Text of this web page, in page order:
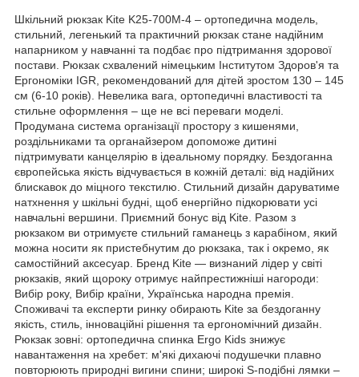
Шкільний рюкзак Kite K25-700M-4 – ортопедична модель,
стильний, легенький та практичний рюкзак стане надійним
напарником у навчанні та подбає про підтримання здорової
постави. Рюкзак схвалений німецьким Інститутом Здоров'я та
Ергономіки IGR, рекомендований для дітей зростом 130 – 145
см (6-10 років). Невелика вага, ортопедичні властивості та
стильне оформлення – ще не всі переваги моделі.
Продумана система організації простору з кишенями,
роздільниками та органайзером допоможе дитині
підтримувати канцелярію в ідеальному порядку. Бездоганна
європейська якість відчувається в кожній деталі: від надійних
блискавок до міцного текстилю. Стильний дизайн даруватиме
натхнення у шкільні будні, щоб енергійно підкорювати усі
навчальні вершини. Приємний бонус від Kite. Разом з
рюкзаком ви отримуєте стильний гаманець з карабіном, який
можна носити як пристебнутим до рюкзака, так і окремо, як
самостійний аксесуар. Бренд Kite — визнаний лідер у світі
рюкзаків, який щороку отримує найпрестижніші нагороди:
Вибір року, Вибір країни, Українська народна премія.
Споживачі та експерти ринку обирають Kite за бездоганну
якість, стиль, інноваційні рішення та ергономічний дизайн.
Рюкзак зовні: ортопедична спинка Ergo Kids знижує
навантаження на хребет: м'які дихаючі подушечки плавно
повторюють природні вигини спини; широкі S-подібні лямки –